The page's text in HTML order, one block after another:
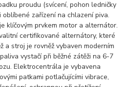
proudu (svícení, pohon ledničky
zařízení na chlazení piva.
klíčovým prvkem motor a alternátor.
certifikované alternátory, které
a stroj je rovněž vybaven moderním
vystačí při běžné zátěži na 6-7
Elektrocentrála je vybavena
patkami potlačujícími vibrace,